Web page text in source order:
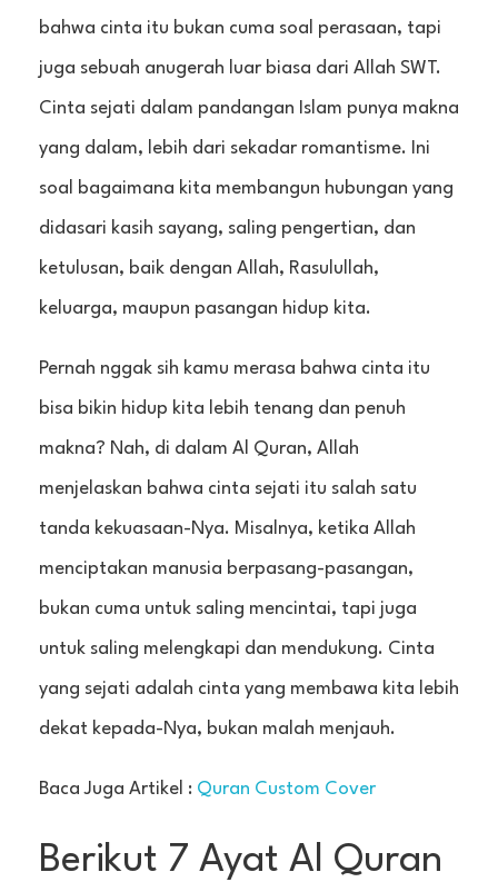
bahwa cinta itu bukan cuma soal perasaan, tapi
juga sebuah anugerah luar biasa dari Allah SWT.
Cinta sejati dalam pandangan Islam punya makna
yang dalam, lebih dari sekadar romantisme. Ini
soal bagaimana kita membangun hubungan yang
didasari kasih sayang, saling pengertian, dan
ketulusan, baik dengan Allah, Rasulullah,
keluarga, maupun pasangan hidup kita.
Pernah nggak sih kamu merasa bahwa cinta itu
bisa bikin hidup kita lebih tenang dan penuh
makna? Nah, di dalam Al Quran, Allah
menjelaskan bahwa cinta sejati itu salah satu
tanda kekuasaan-Nya. Misalnya, ketika Allah
menciptakan manusia berpasang-pasangan,
bukan cuma untuk saling mencintai, tapi juga
untuk saling melengkapi dan mendukung. Cinta
yang sejati adalah cinta yang membawa kita lebih
dekat kepada-Nya, bukan malah menjauh.
Baca Juga Artikel : Quran Custom Cover
Berikut 7 Ayat Al Quran